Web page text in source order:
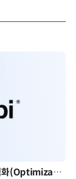
AI 시대의 의사결정을 바꾸는 수리최적화(Optimization): 실제 산업 적용 사례와 활용 전략